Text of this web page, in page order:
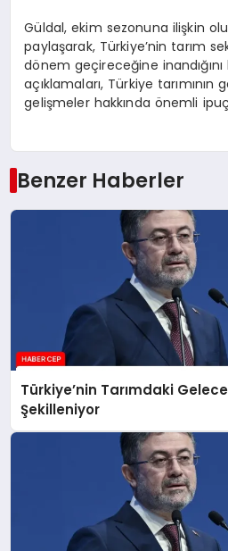
Güldal, ekim sezonuna ilişkin
paylaşarak, Türkiye’nin tarım
dönem geçireceğine inandığını
açıklamaları, Türkiye
gelişmeler hakkında önemli
Benzer Haberler
Türkiye’nin Tarımdaki
Şekilleniyor